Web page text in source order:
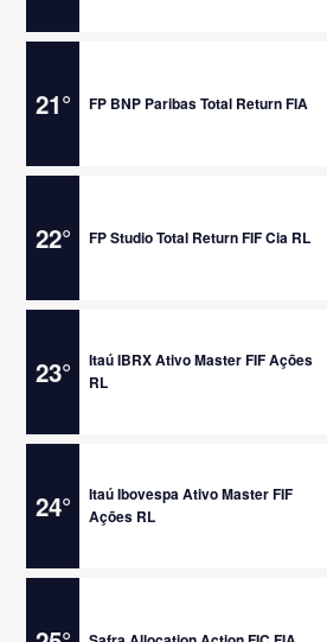
21° FP BNP Paribas Total Return FIA
22° FP Studio Total Return FIF Cia RL
23°
Itaú IBRX Ativo Master FIF Ações
RL
24°
Itaú Ibovespa Ativo Master FIF
Ações RL